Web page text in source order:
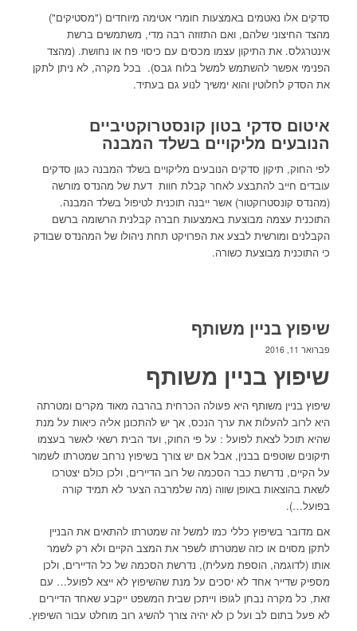
סדקים אלו נאטמים באמצעות חומרי אטימה מיוחדים ("מסטיקים")
מהצד החיצוני שלהם, ואם התזוזה רבה מדי, משתמשים ברשת
אינטרגלס. את התיקון עצמו מכסים עם כיסוי פח או נחושת. (מהצד
הפנימי אפשר להשתמש למשל בלוח גבס). בכל מקרה, לא ניתן לתקן
את הסדק לחלוטין והוא ימשיך לנוע גם בעתיד.
איטום סדקי בטון קונסטרוקטיביים
הנובעים מליקויים בשלד המבנה
לפי החוק, תיקון סדקים הנובעים מליקויים בשלד המבנה כגון סדקים
עובדים חייב להתבצע לאחר קבלת חוות דעת של מהנדס מורשה
(מהנדס קונסטרוקטור) אשר ייבנה תוכנית לטיפול בשלד המבנה.
התוכנית עצמה מבוצעת באמצעות חברה קבלנית הרשומה ברשם
הקבלנים ומורשית לבצע את הפרויקט תחת ניהולו של המהנדס שבודק
כי התוכנית מבוצעת כשורה.
שיפוץ בניין משותף
פברואר 11, 2016
שיפוץ בניין משותף
שיפוץ בניין משותף היא פעולה הכרחית בהרבה מאוד מקרים ומטרתה
היא לרוב להעלות את ערך הנכס, אך יש להתכונן אליה כיאות על מנת
שהיא תוכל לצאת לפועל : על פי החוק, ועד הבית רשאי לאשר בעצמו
תיקונים שוטפים בבנין, אבל אם יש צורך בשיפוץ נרחב שמטרתו לשמור
על הקיים, נדרשת כבר הסכמה של רוב הדיירים, ולכן כולם יצטרכו
לשאת בהוצאות באופן שווה (מה שלמרבה הצער לא תמיד קורה
בפועל…).
אם מדובר בשיפוץ כללי כמו למשל זה שמטרתו להתאים את הבניין
לתקן מסוים או כזה שמטרתו לשפר את המצב הקיים ולא רק לשמר
אותו (לדוגמה, הוספת מעלית), נדרשת הסכמה של כל הדיירים, ולכן
מספיק שדייר אחד לא יסכים על מנת שהשיפוץ לא ייצא לפועל… עם
זאת, כל מקרה נבחן לגופו וייתכן שבית המשפט ייקבע שאחד הדיירים
לא פעל בתום לב ועל כן לא יהיה צורך להשיג רוב מוחלט עבור השיפוץ.